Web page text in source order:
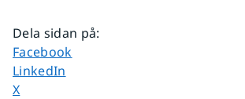
Dela sidan på:
Dela sidan på
Facebook
Dela sidan på
LinkedIn
Dela sidan på
X